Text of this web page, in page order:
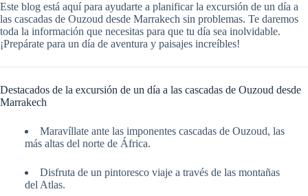
Este blog está aquí para ayudarte a planificar la excursión de un día a
las cascadas de Ouzoud desde Marrakech sin problemas. Te daremos
toda la información que necesitas para que tu día sea inolvidable.
¡Prepárate para un día de aventura y paisajes increíbles!
Destacados de la excursión de un día a las cascadas de Ouzoud desde
Marrakech
Maravíllate ante las imponentes cascadas de Ouzoud, las
más altas del norte de África.
Disfruta de un pintoresco viaje a través de las montañas
del Atlas.